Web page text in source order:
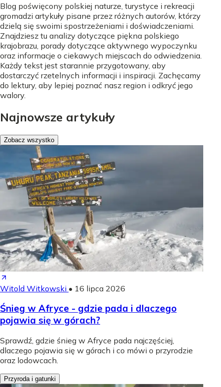
Blog poświęcony polskiej naturze, turystyce i rekreacji
gromadzi artykuły pisane przez różnych autorów, którzy
dzielą się swoimi spostrzeżeniami i doświadczeniami.
Znajdziesz tu analizy dotyczące piękna polskiego
krajobrazu, porady dotyczące aktywnego wypoczynku
oraz informacje o ciekawych miejscach do odwiedzenia.
Każdy tekst jest starannie przygotowany, aby
dostarczyć rzetelnych informacji i inspiracji. Zachęcamy
do lektury, aby lepiej poznać nasz region i odkryć jego
walory.
Najnowsze artykuły
Zobacz wszystko
Witold Witkowski • 16 lipca 2026
Śnieg w Afryce - gdzie pada i dlaczego
pojawia się w górach?
Sprawdź, gdzie śnieg w Afryce pada najczęściej,
dlaczego pojawia się w górach i co mówi o przyrodzie
oraz lodowcach.
Przyroda i gatunki